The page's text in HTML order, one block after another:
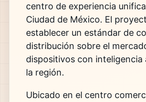
centro de experiencia
Ciudad de México. El
establecer un estándar de
distribución sobre el
dispositivos con inteligencia
la región.
Ubicado en el centro